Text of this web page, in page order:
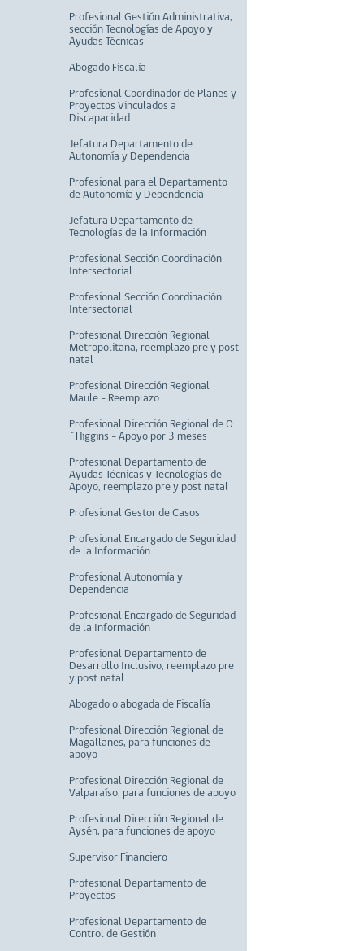
Profesional Gestión Administrativa,
sección Tecnologías de Apoyo y
Ayudas Técnicas
Abogado Fiscalía
Profesional Coordinador de Planes y
Proyectos Vinculados a
Discapacidad
Jefatura Departamento de
Autonomía y Dependencia
Profesional para el Departamento
de Autonomía y Dependencia
Jefatura Departamento de
Tecnologías de la Información
Profesional Sección Coordinación
Intersectorial
Profesional Sección Coordinación
Intersectorial
Profesional Dirección Regional
Metropolitana, reemplazo pre y post
natal
Profesional Dirección Regional
Maule - Reemplazo
Profesional Dirección Regional de O
´Higgins - Apoyo por 3 meses
Profesional Departamento de
Ayudas Técnicas y Tecnologías de
Apoyo, reemplazo pre y post natal
Profesional Gestor de Casos
Profesional Encargado de Seguridad
de la Información
Profesional Autonomía y
Dependencia
Profesional Encargado de Seguridad
de la Información
Profesional Departamento de
Desarrollo Inclusivo, reemplazo pre
y post natal
Abogado o abogada de Fiscalía
Profesional Dirección Regional de
Magallanes, para funciones de
apoyo
Profesional Dirección Regional de
Valparaíso, para funciones de apoyo
Profesional Dirección Regional de
Aysén, para funciones de apoyo
Supervisor Financiero
Profesional Departamento de
Proyectos
Profesional Departamento de
Control de Gestión